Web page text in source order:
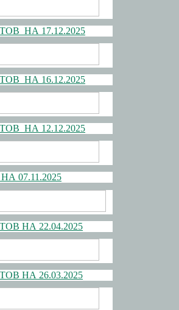
НА 17.12.2025
НА 16.12.2025
НА 12.12.2025
07.11.2025
НА 22.04.2025
НА 26.03.2025